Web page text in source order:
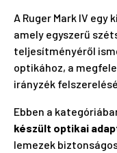
A Ruger Mark IV
amely egyszerű
teljesítményéről
optikához, a
irányzék
Ebben a
készült optikai
lemezek